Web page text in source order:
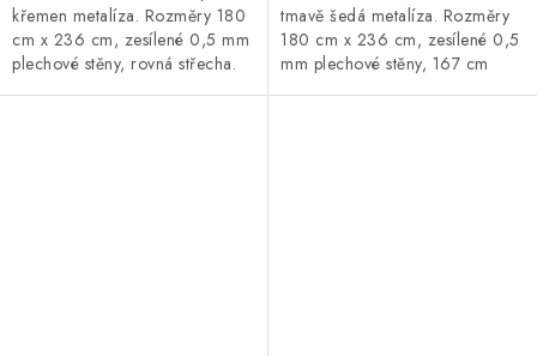
křemen metalíza. Rozměry 180
cm x 236 cm, zesílené 0,5 mm
plechové stěny, rovná střecha.
tmavě šedá metalíza. Rozměry
180 cm x 236 cm, zesílené 0,5
mm plechové stěny, 167 cm